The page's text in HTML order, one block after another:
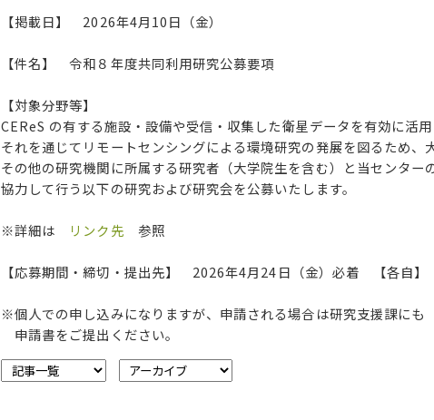
【掲載日】 2026年4月10日（金）
【件名】 令和８年度共同利用研究公募要項
【対象分野等】
CEReS の有する施設・設備や受信・収集した衛星データを有効に活用
それを通じてリモートセンシングによる環境研究の発展を図るため、大
その他の研究機関に所属する研究者（大学院生を含む）と当センター
協力して行う以下の研究および研究会を公募いたします。
※詳細は リンク先 参照
【応募期間・締切・提出先】 2026年4月24日（金）必着 【各自】
※個人での申し込みになりますが、申請される場合は研究支援課にも
申請書をご提出ください。